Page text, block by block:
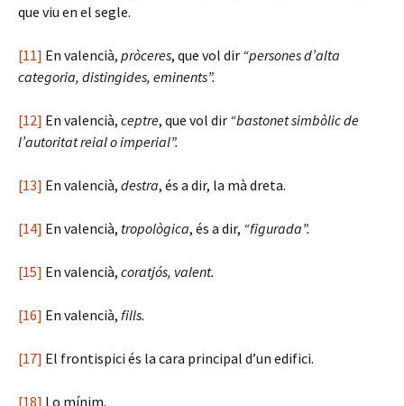
que viu en el segle.
[11] En valencià, pròceres, que vol dir “persones d’alta
categoria, distingides, eminents”.
[12] En valencià, ceptre, que vol dir “bastonet simbòlic de
l’autoritat reial o imperial”.
[13] En valencià, destra, és a dir, la mà dreta.
[14] En valencià, tropològica, és a dir, “figurada”.
[15] En valencià, coratjós, valent.
[16] En valencià, fills.
[17] El frontispici és la cara principal d’un edifici.
[18] Lo mínim.